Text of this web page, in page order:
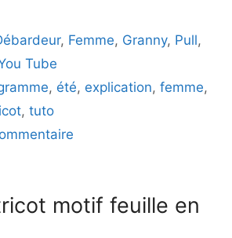
, Femme, Granny, Pull,
Tube
, été, explication,femme,
, tuto
motif feuille en